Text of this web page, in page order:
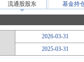
流通股股东 基金持
2026-03-31
2025-03-31